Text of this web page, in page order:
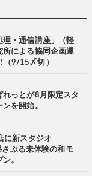
理・通信講座」（軽
所による協同企画運
（9/15〆切）
れっとが8月限定スタ
を開始。
に新スタジオ
さぶる未体験の和モ
。